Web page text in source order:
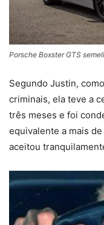
Porsche Boxster GTS
Segundo Justin,
criminais, ela teve a
três meses e foi
equivalente a mais
aceitou